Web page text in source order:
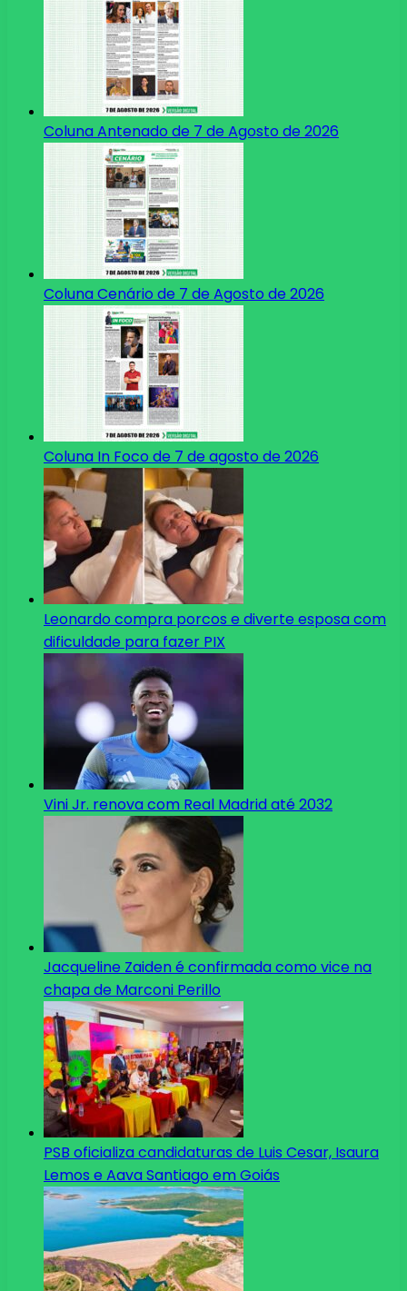
Coluna Antenado de 7 de Agosto de 2026
Coluna Cenário de 7 de Agosto de 2026
Coluna In Foco de 7 de agosto de 2026
Leonardo compra porcos e diverte esposa com
dificuldade para fazer PIX
Vini Jr. renova com Real Madrid até 2032
Jacqueline Zaiden é confirmada como vice na
chapa de Marconi Perillo
PSB oficializa candidaturas de Luis Cesar, Isaura
Lemos e Aava Santiago em Goiás